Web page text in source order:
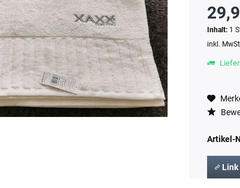
Inhalt: 1
inkl.
Artikel-
Link